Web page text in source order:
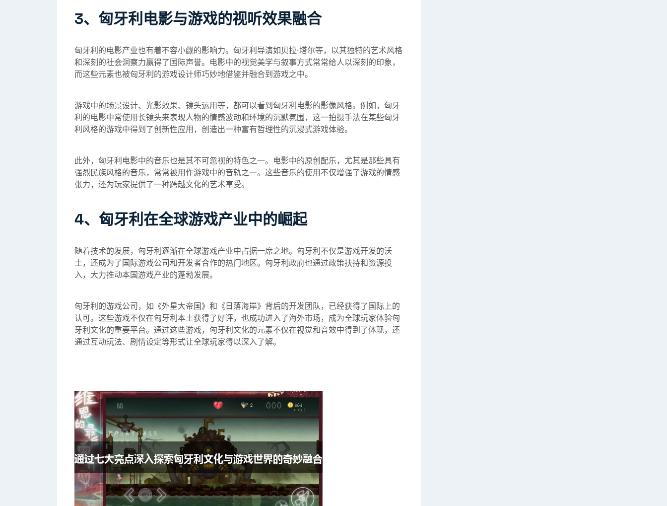
3、匈牙利电影与游戏的视听效果融合
匈牙利的电影产业也有着不容小觑的影响力。匈牙利导演如贝拉·塔尔等，以其独特的艺术风格
和深刻的社会洞察力赢得了国际声誉。电影中的视觉美学与叙事方式常常给人以深刻的印象，
而这些元素也被匈牙利的游戏设计师巧妙地借鉴并融合到游戏之中。
游戏中的场景设计、光影效果、镜头运用等，都可以看到匈牙利电影的影像风格。例如，匈牙
利的电影中常使用长镜头来表现人物的情感波动和环境的沉默氛围，这一拍摄手法在某些匈牙
利风格的游戏中得到了创新性应用，创造出一种富有哲理性的沉浸式游戏体验。
此外，匈牙利电影中的音乐也是其不可忽视的特色之一。电影中的原创配乐，尤其是那些具有
强烈民族风格的音乐，常常被用作游戏中的音轨之一。这些音乐的使用不仅增强了游戏的情感
张力，还为玩家提供了一种跨越文化的艺术享受。
4、匈牙利在全球游戏产业中的崛起
随着技术的发展，匈牙利逐渐在全球游戏产业中占据一席之地。匈牙利不仅是游戏开发的沃
土，还成为了国际游戏公司和开发者合作的热门地区。匈牙利政府也通过政策扶持和资源投
入，大力推动本国游戏产业的蓬勃发展。
匈牙利的游戏公司，如《外星大帝国》和《日落海岸》背后的开发团队，已经获得了国际上的
认可。这些游戏不仅在匈牙利本土获得了好评，也成功进入了海外市场，成为全球玩家体验匈
牙利文化的重要平台。通过这些游戏，匈牙利文化的元素不仅在视觉和音效中得到了体现，还
通过互动玩法、剧情设定等形式让全球玩家得以深入了解。